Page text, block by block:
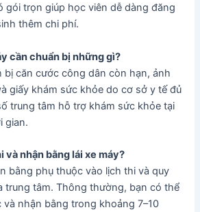
gói trọn giúp học viên dễ dàng đăng
thêm chi phí.
cần chuẩn bị những gì?
bị căn cước công dân còn hạn, ảnh
giấy khám sức khỏe do cơ sở y tế đủ
trung tâm hỗ trợ khám sức khỏe tại
gian.
và nhận bằng lái xe máy?
bằng phụ thuộc vào lịch thi và quy
trung tâm. Thông thường, bạn có thể
nhận bằng trong khoảng 7–10